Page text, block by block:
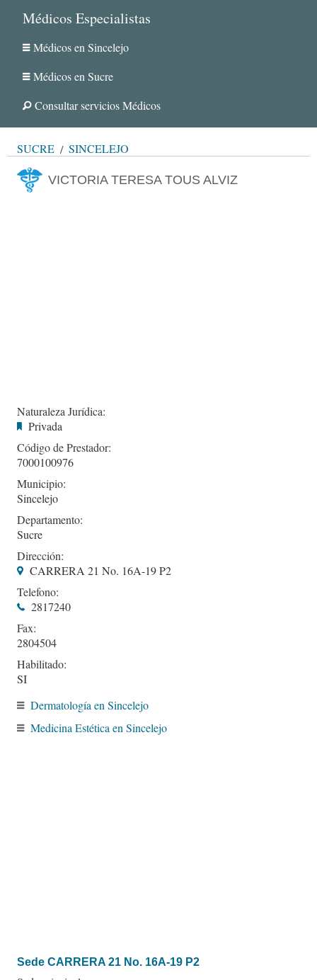
Médicos Especialistas
Médicos en Sincelejo
Médicos en Sucre
Consultar servicios Médicos
SUCRE SINCELEJO
VICTORIA TERESA TOUS ALVIZ
Naturaleza Jurídica:
Privada
Código de Prestador:
7000100976
Municipio:
Sincelejo
Departamento:
Sucre
Dirección:
CARRERA 21 No. 16A-19 P2
Telefono:
2817240
Fax:
2804504
Habilitado:
SI
Dermatología en Sincelejo
Medicina Estética en Sincelejo
Sede CARRERA 21 No. 16A-19 P2